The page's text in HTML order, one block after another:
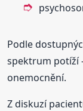
Podle
spektrum potíží
onemocnění.
Z diskuzí